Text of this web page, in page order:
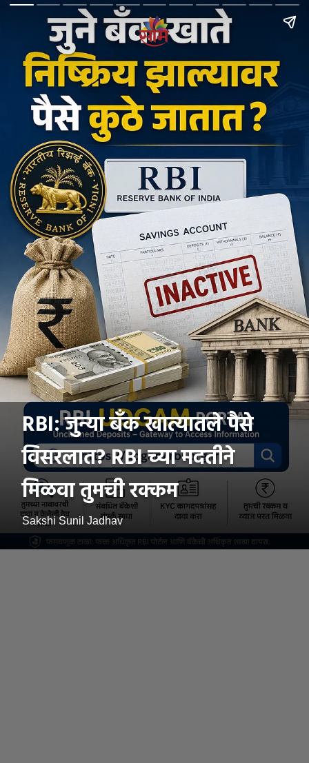
RBI: जुन्या बँक खात्यातले पैसे
विसरलात? RBI च्या मदतीने
मिळवा तुमची रक्कम
Sakshi Sunil Jadhav